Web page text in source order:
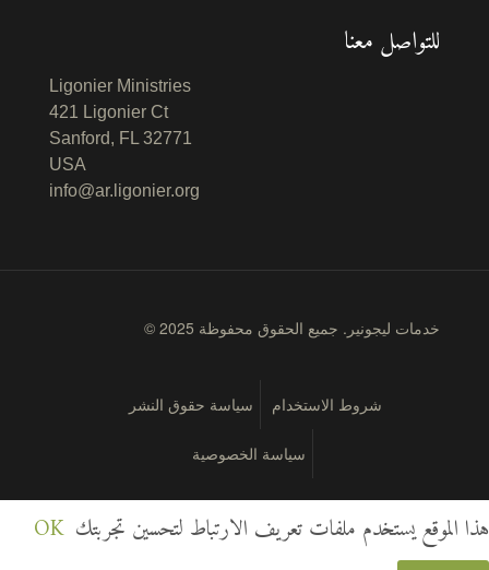
للتواصل معنا
Ligonier Ministries
421 Ligonier Ct
Sanford, FL 32771
USA
info@ar.ligonier.org
© 2025 خدمات ليجونير. جميع الحقوق محفوظة
شروط الاستخدام سياسة حقوق النشر
سياسة الخصوصية
هذا الموقع يستخدم ملفات تعريف الارتباط لتحسين تجربتك OK